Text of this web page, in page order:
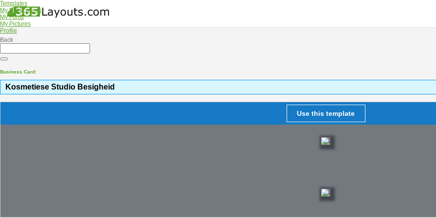
Templates
My Publications
My Fonts
My Pictures
Profile
Back
Business Card:
Kosmetiese Studio Besigheid
Use this template